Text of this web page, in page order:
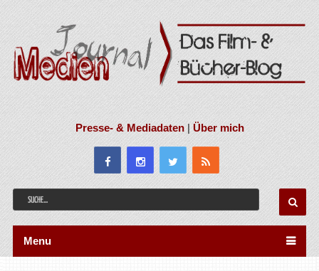
Presse- & Mediadaten|Über mich
Menu